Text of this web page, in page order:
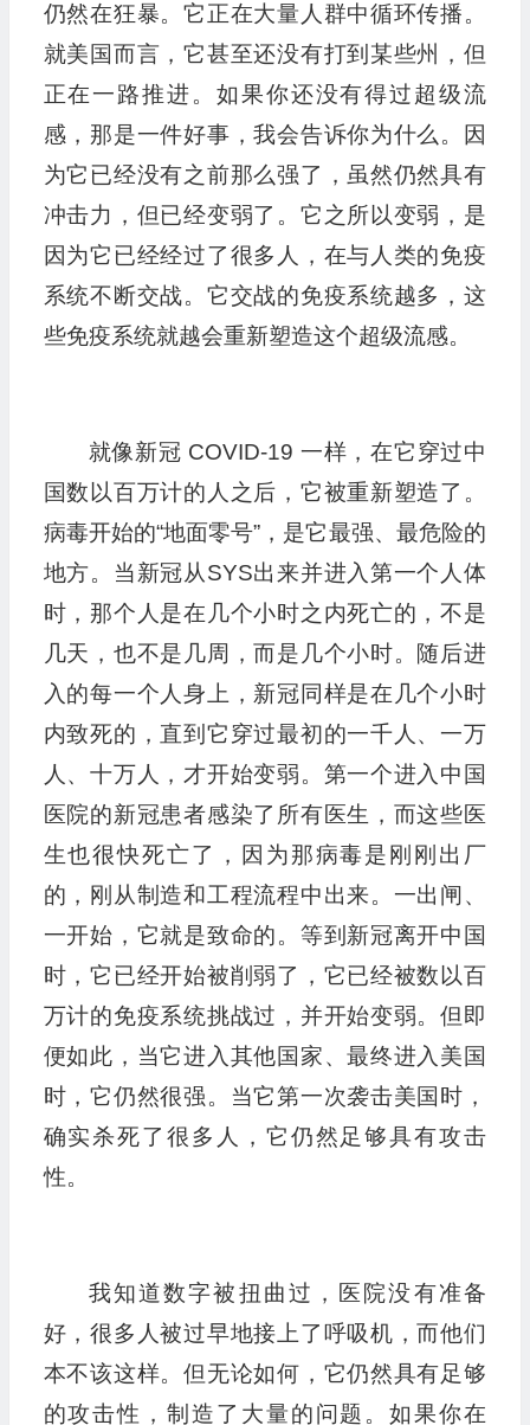
仍然在狂暴。它正在大量人群中循环传播。
就美国而言，它甚至还没有打到某些州，但
正在一路推进。如果你还没有得过超级流
感，那是一件好事，我会告诉你为什么。因
为它已经没有之前那么强了，虽然仍然具有
冲击力，但已经变弱了。它之所以变弱，是
因为它已经经过了很多人，在与人类的免疫
系统不断交战。它交战的免疫系统越多，这
些免疫系统就越会重新塑造这个超级流感。
就像新冠 COVID-19 一样，在它穿过中
国数以百万计的人之后，它被重新塑造了。
病毒开始的“地面零号”，是它最强、最危险的
地方。当新冠从SYS出来并进入第一个人体
时，那个人是在几个小时之内死亡的，不是
几天，也不是几周，而是几个小时。随后进
入的每一个人身上，新冠同样是在几个小时
内致死的，直到它穿过最初的一千人、一万
人、十万人，才开始变弱。第一个进入中国
医院的新冠患者感染了所有医生，而这些医
生也很快死亡了，因为那病毒是刚刚出厂
的，刚从制造和工程流程中出来。一出闸、
一开始，它就是致命的。等到新冠离开中国
时，它已经开始被削弱了，它已经被数以百
万计的免疫系统挑战过，并开始变弱。但即
便如此，当它进入其他国家、最终进入美国
时，它仍然很强。当它第一次袭击美国时，
确实杀死了很多人，它仍然足够具有攻击
性。
我知道数字被扭曲过，医院没有准备
好，很多人被过早地接上了呼吸机，而他们
本不该这样。但无论如何，它仍然具有足够
的攻击性，制造了大量的问题。如果你在